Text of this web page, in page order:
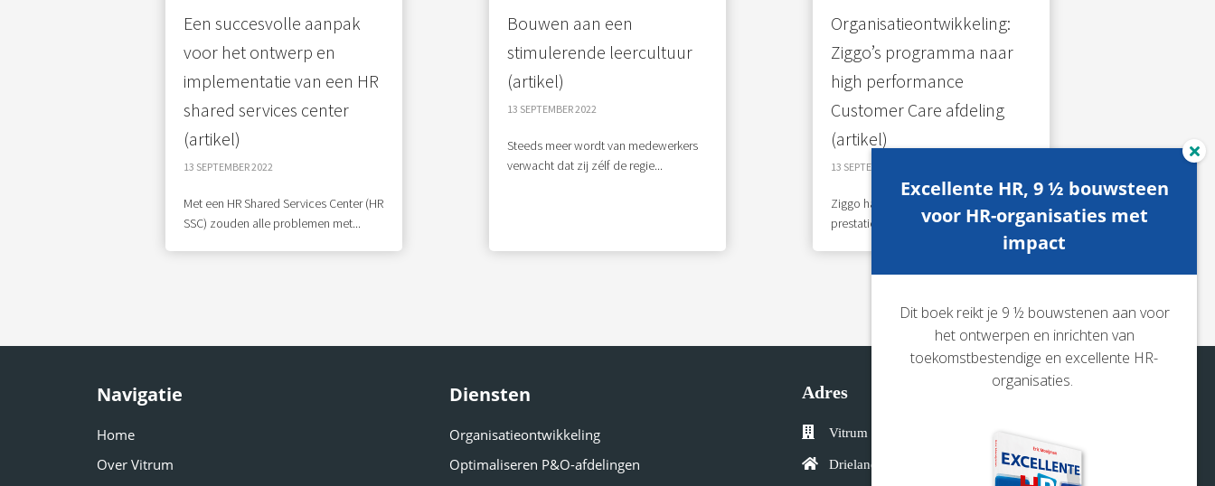
Een succesvolle aanpak
voor het ontwerp en
implementatie van een HR
shared services center
(artikel)
13 SEPTEMBER 2022
Met een HR Shared Services Center (HR
SSC) zouden alle problemen met...
Bouwen aan een
stimulerende leercultuur
(artikel)
13 SEPTEMBER 2022
Steeds meer wordt van medewerkers
verwacht dat zij zélf de regie...
Organisatieontwikkeling:
Ziggo’s programma naar
high performance
Customer Care afdeling
(artikel)
13 SEPTEMBER 2022
Ziggo had lang last van klachten over
prestaties van de call centers en de...
Navigatie
Home
Over Vitrum
Diensten
Organisatieontwikkeling
Optimaliseren P&O-afdelingen
Adres
Vitrum
Drielandendreef 42-44
Excellente HR, 9 ½ bouwsteen
voor HR-organisaties met
impact
Dit boek reikt je 9 ½ bouwstenen aan voor
het ontwerpen en inrichten van
toekomstbestendige en excellente HR-
organisaties.